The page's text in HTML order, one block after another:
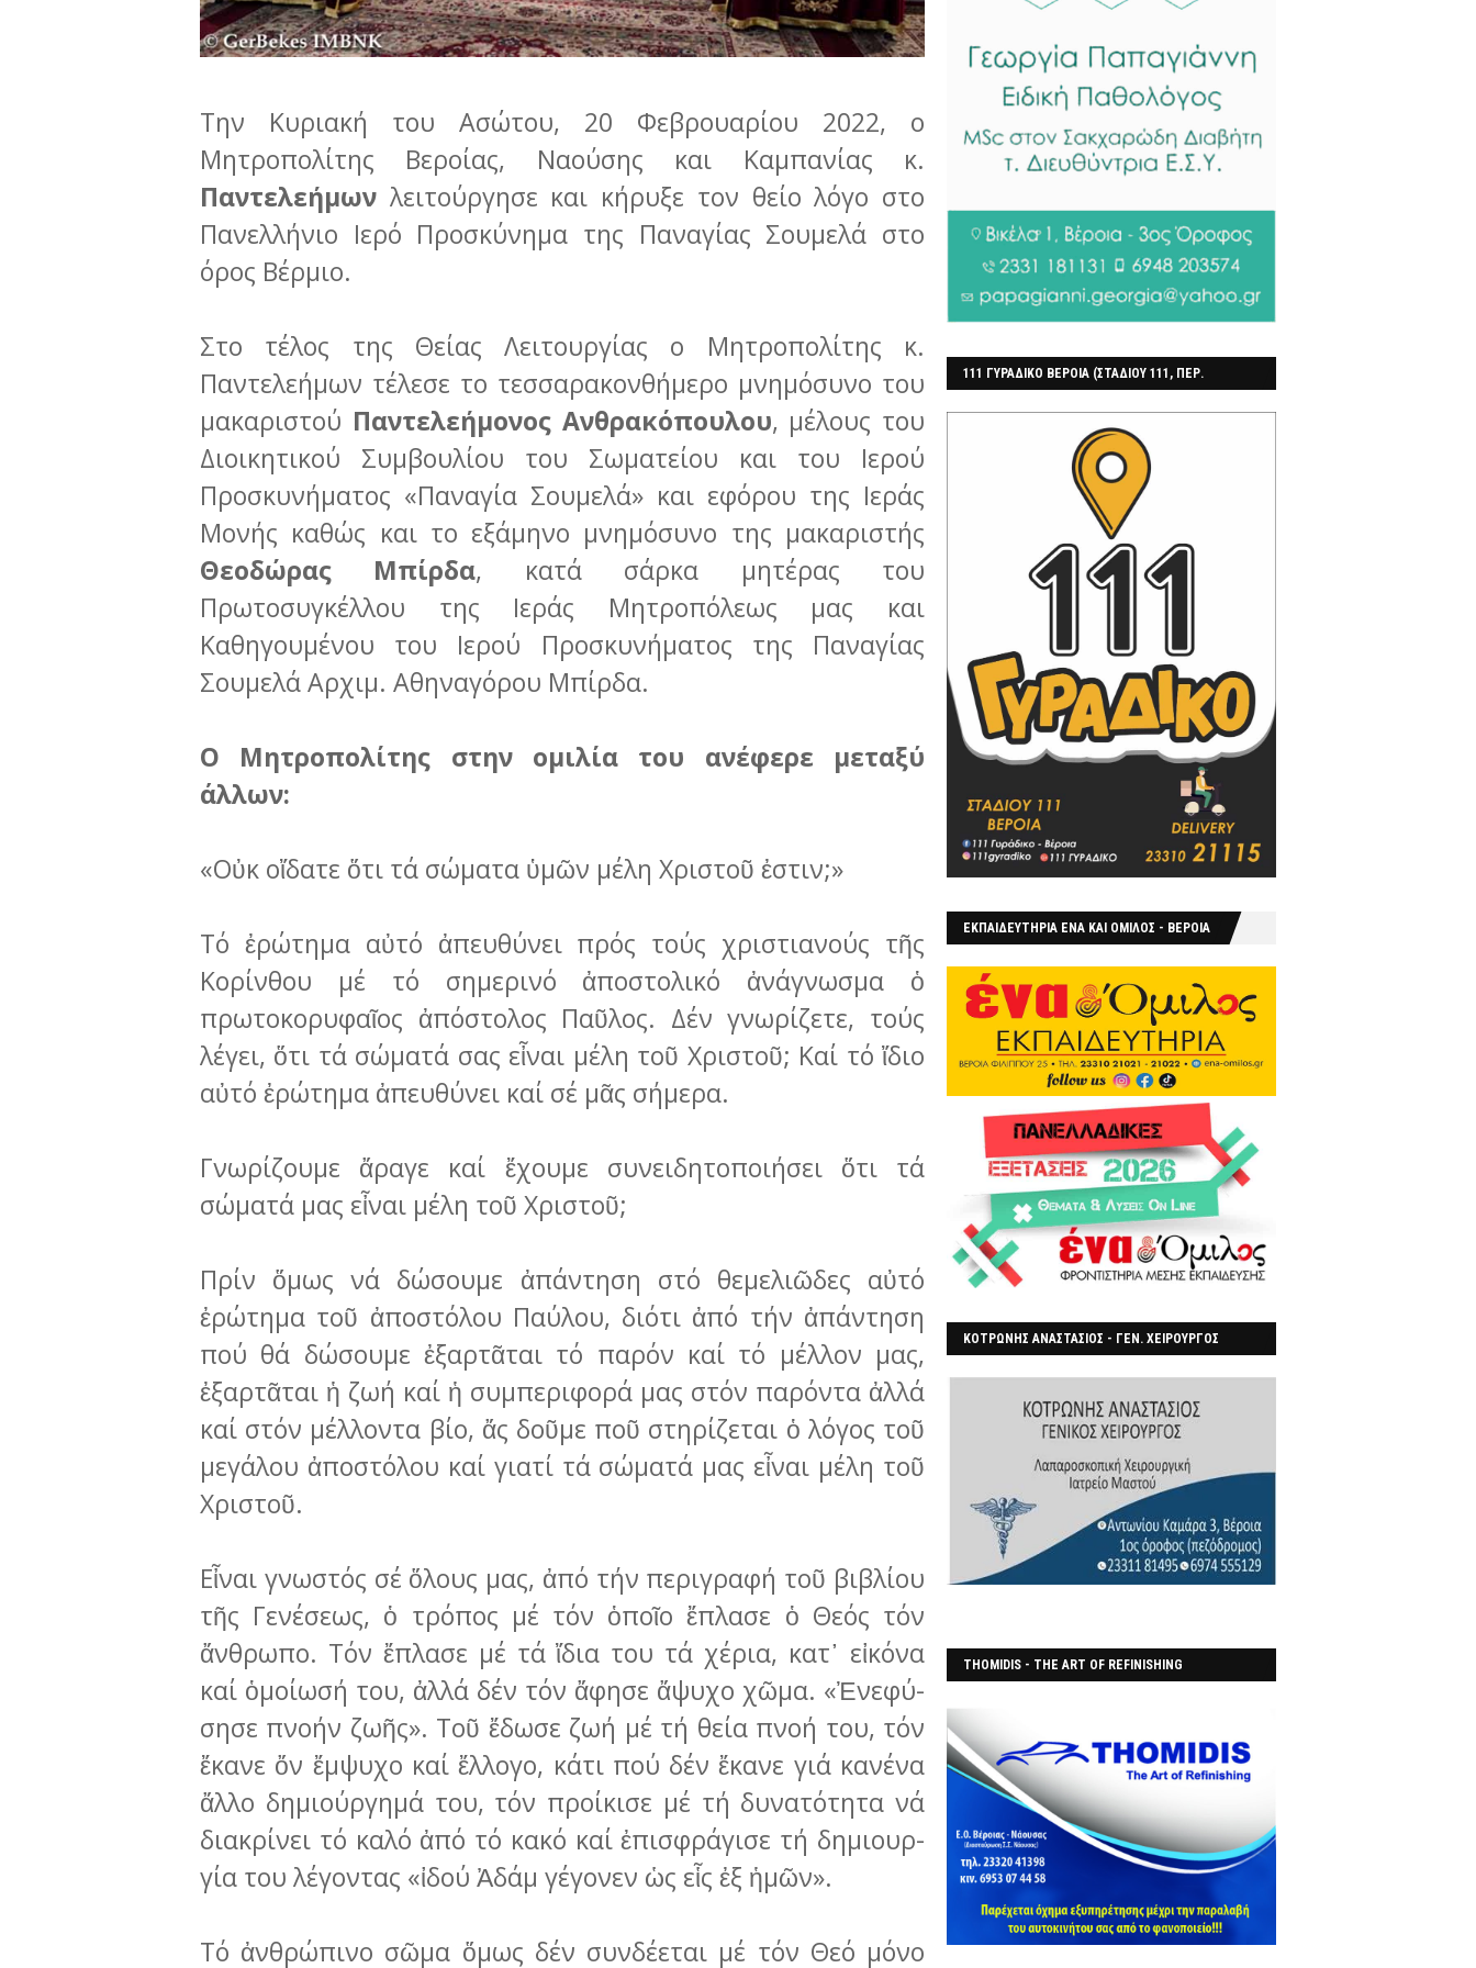
Την Κυριακή του Ασώτου, 20 Φεβρουαρίου 2022, ο
Μητροπολίτης Βεροίας, Ναούσης και Καμπανίας κ.
Παντελεήμων λειτούργησε και κήρυξε τον θείο λόγο στο
Πανελλήνιο Ιερό Προσκύνημα της Παναγίας Σουμελά στο
όρος Βέρμιο.
Στο τέλος της Θείας Λειτουργίας ο Μητροπολίτης κ.
Παντελεήμων τέλεσε το τεσσαρακονθήμερο μνημόσυνο του
μακαριστού Παντελεήμονος Ανθρακόπουλου, μέλους του
Διοικητικού Συμβουλίου του Σωματείου και του Ιερού
Προσκυνήματος «Παναγία Σουμελά» και εφόρου της Ιεράς
Μονής καθώς και το εξάμηνο μνημόσυνο της μακαριστής
Θεοδώρας Μπίρδα, κατά σάρκα μητέρας του
Πρωτοσυγκέλλου της Ιεράς Μητροπόλεως μας και
Καθηγουμένου του Ιερού Προσκυνήματος της Παναγίας
Σουμελά Αρχιμ. Αθηναγόρου Μπίρδα.
Ο Μητροπολίτης στην ομιλία του ανέφερε μεταξύ
άλλων:
«Οὐκ οἴδατε ὅτι τά σώματα ὑμῶν μέλη Χριστοῦ ἐστιν;»
Τό ἐρώτημα αὐτό ἀπευθύνει πρός τούς χριστιανούς τῆς
Κορίνθου μέ τό σημερινό ἀποστολικό ἀνάγνω­σμα ὁ
πρωτοκορυφαῖος ἀπόστολος Παῦλος. Δέν γνωρίζετε, τούς
λέγει, ὅτι τά σώματά σας εἶναι μέλη τοῦ Χριστοῦ; Καί τό ἴδιο
αὐτό ἐρώτημα ἀπευ­θύνει καί σέ μᾶς σήμερα.
Γνωρίζουμε ἄραγε καί ἔχουμε συνειδητοποιήσει ὅτι τά
σώματά μας εἶναι μέλη τοῦ Χριστοῦ;
Πρίν ὅμως νά δώσουμε ἀπάντηση στό θεμελιῶδες αὐτό
ἐρώτημα τοῦ ἀποστόλου Παύλου, διότι ἀπό τήν ἀπάντηση
πού θά δώσουμε ἐξαρ­τᾶται τό παρόν καί τό μέλλον μας,
ἐξαρτᾶται ἡ ζωή καί ἡ συμπερι­φο­ρά μας στόν παρόντα ἀλλά
καί στόν μέλλοντα βίο, ἄς δοῦμε ποῦ στη­ρίζεται ὁ λόγος τοῦ
μεγάλου ἀποστόλου καί γιατί τά σώματά μας εἶναι μέλη τοῦ
Χριστοῦ.
Εἶναι γνωστός σέ ὅλους μας, ἀπό τήν περιγραφή τοῦ βιβλίου
τῆς Γε­νέ­σεως, ὁ τρόπος μέ τόν ὁποῖο ἔπλα­σε ὁ Θεός τόν
ἄνθρωπο. Τόν ἔπλασε μέ τά ἴδια του τά χέρια, κατ᾽ εἰκόνα
καί ὁμοίωσή του, ἀλλά δέν τόν ἄφησε ἄψυχο χῶμα. «Ἐνε­φύ­
σησε πνοήν ζωῆς». Τοῦ ἔδωσε ζωή μέ τή θεία πνοή του, τόν
ἔκανε ὄν ἔμψυχο καί ἔλλογο, κάτι πού δέν ἔκανε γιά κανένα
ἄλλο δημιούργη­μά του, τόν προίκισε μέ τή δυνατό­τη­τα νά
διακρίνει τό καλό ἀπό τό κακό καί ἐπισφράγισε τή δημιουρ­
γία του λέγοντας «ἰδού Ἀδάμ γέ­γο­νεν ὡς εἷς ἐξ ἡμῶν».
Τό ἀνθρώπινο σῶμα ὅμως δέν συν­δέεται μέ τόν Θεό μόνο
111 ΓΥΡΑΔΙΚΟ ΒΕΡΟΙΑ (ΣΤΑΔΙΟΥ 111, ΠΕΡ.
ΕΚΠΑΙΔΕΥΤΗΡΙΑ ΕΝΑ ΚΑΙ ΟΜΙΛΟΣ - ΒΕΡΟΙΑ
ΚΟΤΡΩΝΗΣ ΑΝΑΣΤΑΣΙΟΣ - ΓΕΝ. ΧΕΙΡΟΥΡΓΟΣ
THOMIDIS - THE ART OF REFINISHING